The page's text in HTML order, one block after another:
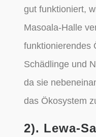
gut funktioniert,
Masoala-Halle
funktionierendes
Schädlinge und
da sie
das Ökosystem
2). Lewa-